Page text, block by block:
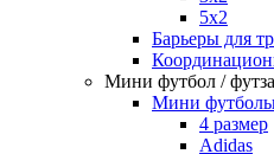
5х2
Барьеры для
Мини футбол /
Мини
4 размер
Adidas